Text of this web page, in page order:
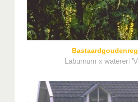
Laburnum x watereri